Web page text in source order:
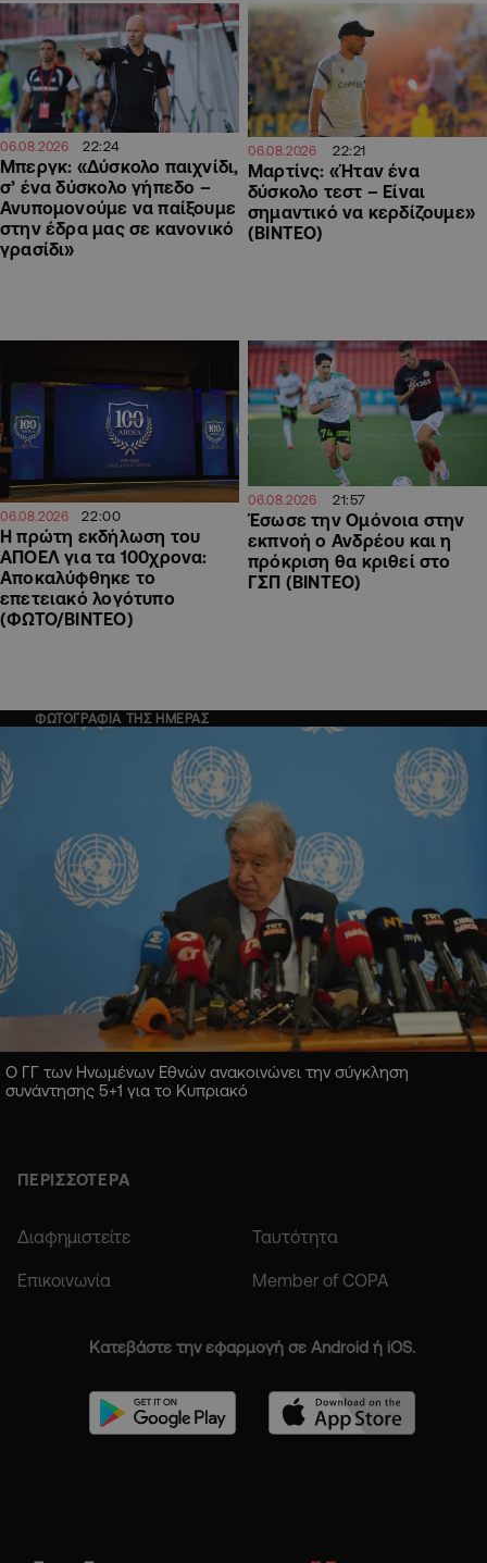
06.08.2026 22:24
Μπεργκ: «Δύσκολο παιχνίδι,
σ’ ένα δύσκολο γήπεδο –
Ανυπομονούμε να παίξουμε
στην έδρα μας σε κανονικό
γρασίδι»
06.08.2026 22:21
Μαρτίνς: «Ήταν ένα
δύσκολο τεστ – Είναι
σημαντικό να κερδίζουμε»
(ΒΙΝΤΕΟ)
06.08.2026 22:00
Η πρώτη εκδήλωση του
ΑΠΟΕΛ για τα 100χρονα:
Αποκαλύφθηκε το
επετειακό λογότυπο
(ΦΩΤΟ/ΒΙΝΤΕΟ)
06.08.2026 21:57
Έσωσε την Ομόνοια στην
εκπνοή ο Ανδρέου και η
πρόκριση θα κριθεί στο
ΓΣΠ (ΒΙΝΤΕΟ)
ΦΩΤΟΓΡΑΦΙΑ ΤΗΣ ΗΜΕΡΑΣ
Ο ΓΓ των Ηνωμένων Εθνών ανακοινώνει την σύγκληση
συνάντησης 5+1 για το Κυπριακό
ΠΕΡΙΣΣΟΤΕΡΑ
Διαφημιστείτε Ταυτότητα
Επικοινωνία Member of COPA
Κατεβάστε την εφαρμογή σε Android ή iOS.